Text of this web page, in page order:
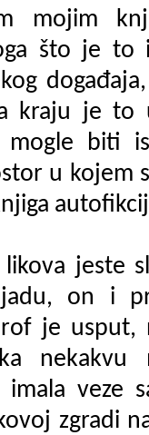
mojim
što je to
kraju je to
biti
u kojem
likova jeste
on i
je usput,
veze
zgradi